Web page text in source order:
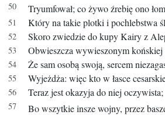
Tryumfował; co żywo źrebię ono
Który na takie plotki i pochlebstwa
Skoro zwiedzie do kupy Kairy z
Obwieszcza wywieszonym końskiej
Że sam osobą swoją, sercem
Wyjeżdża: więc kto w łasce
Teraz jest okazyja do niej oczywista;
Bo wszytkie insze wojny, przez